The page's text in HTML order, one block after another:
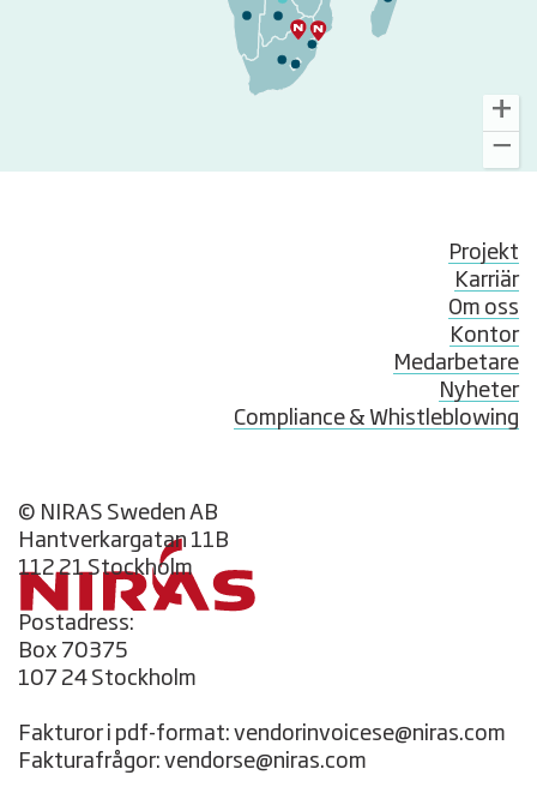
© NIRAS Sweden AB
Hantverkargatan 11B
112 21 Stockholm
Postadress:
Box 70375
107 24 Stockholm
Fakturor i pdf-format: vendorinvoicese@niras.com
Fakturafrågor: vendorse@niras.com
Projekt
Karriär
Om oss
Kontor
Medarbetare
Nyheter
Compliance & Whistleblowing